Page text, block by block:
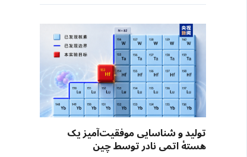
تولید و شناسایی موفقیت‌آمیز یک
هستهٔ اتمی نادر توسط چین